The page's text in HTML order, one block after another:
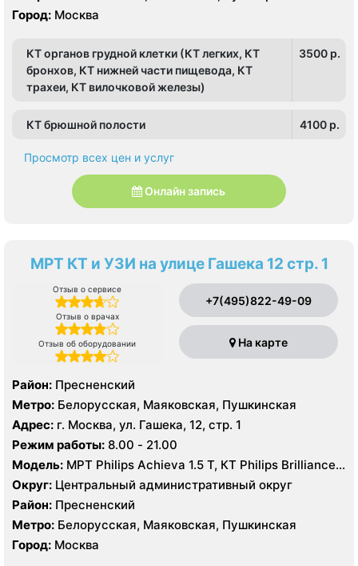
Северное Измайлово, Соколиная Гора, Сокольники
Рокоссовского, Белокаменная , Локомотив ,
Партизанская, Первомайская, Преображенская
площадь, Ростокино, Семеновская, Соколиная гора,
Сокольники, Черкизовская, Щелковская,
Электрозаводская
Город: Москва
КТ органов грудной клетки (КТ легких, КТ
бронхов, КТ нижней части пищевода, КТ
трахеи, КТ вилочковой железы)
3500 p.
КТ брюшной полости 4100 p.
Просмотр всех цен и услуг
Онлайн запись
МРТ КТ и УЗИ на улице Гашека 12 стр. 1
Отзыв о сервисе
Отзыв о врачах
Отзыв об оборудовании
+7(495)822-49-09
На карте
Район: Пресненский
Метро: Белорусская, Маяковская, Пушкинская
Адрес: г. Москва, ул. Гашека, 12, стр. 1
Режим работы: 8.00 - 21.00
Модель: МРТ Philips Achieva 1.5 T, КТ Philips Brilliance
CT 64 среза, УЗИ Philips iE33 X-matrix
Округ: Центральный административный округ
Район: Пресненский
Метро: Белорусская, Маяковская, Пушкинская
Город: Москва